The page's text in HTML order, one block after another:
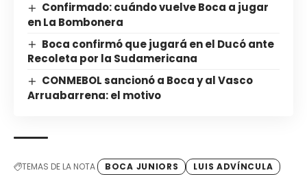
Confirmado: cuándo vuelve Boca a jugar
en La Bombonera
Boca confirmó que jugará en el Ducó ante
Recoleta por la Sudamericana
CONMEBOL sancionó a Boca y al Vasco
Arruabarrena: el motivo
TEMAS DE LA NOTA BOCA JUNIORS LUIS ADVÍNCULA